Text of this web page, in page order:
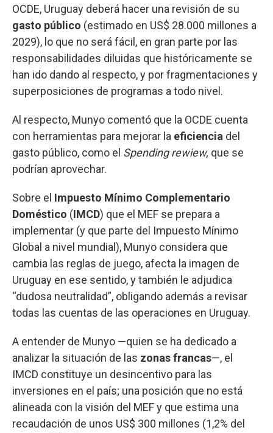
OCDE, Uruguay deberá hacer una revisión de su
gasto público (estimado en US$ 28.000 millones a
2029), lo que no será fácil, en gran parte por las
responsabilidades diluidas que históricamente se
han ido dando al respecto, y por fragmentaciones y
superposiciones de programas a todo nivel.
Al respecto, Munyo comentó que la OCDE cuenta
con herramientas para mejorar la eficiencia del
gasto público, como el Spending rewiew, que se
podrían aprovechar.
Sobre el Impuesto Mínimo Complementario
Doméstico (IMCD) que el MEF se prepara a
implementar (y que parte del Impuesto Mínimo
Global a nivel mundial), Munyo considera que
cambia las reglas de juego, afecta la imagen de
Uruguay en ese sentido, y también le adjudica
“dudosa neutralidad”, obligando además a revisar
todas las cuentas de las operaciones en Uruguay.
A entender de Munyo —quien se ha dedicado a
analizar la situación de las zonas francas—, el
IMCD constituye un desincentivo para las
inversiones en el país; una posición que no está
alineada con la visión del MEF y que estima una
recaudación de unos US$ 300 millones (1,2% del